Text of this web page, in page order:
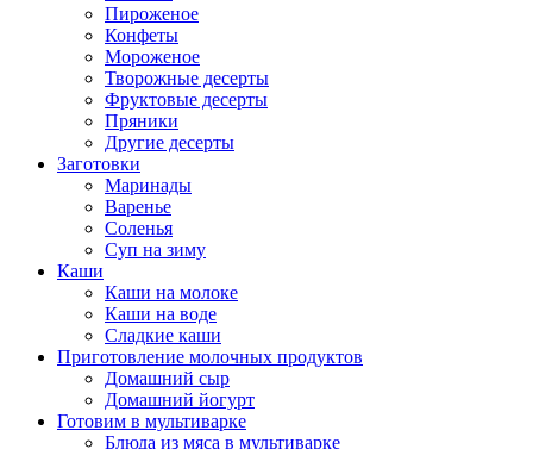
Пироженое
Конфеты
Мороженое
Творожные десерты
Фруктовые десерты
Пряники
Другие десерты
Заготовки
Маринады
Варенье
Соленья
Суп на зиму
Каши
Каши на молоке
Каши на воде
Сладкие каши
Приготовление молочных продуктов
Домашний сыр
Домашний йогурт
Готовим в мультиварке
Блюда из мяса в мультиварке